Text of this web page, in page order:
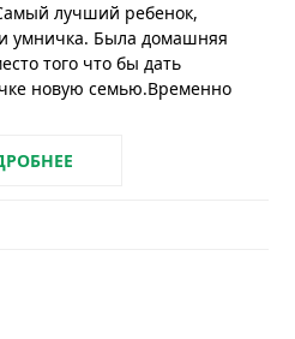
лучший ребенок,
умничка. Была домашняя
того что бы дать
новую семью.Временно